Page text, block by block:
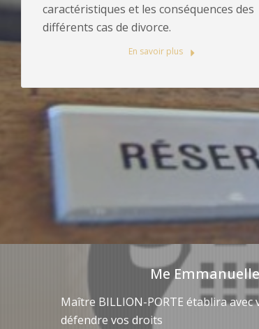
caractéristiques et les conséquences des
différents cas de divorce.
En savoir plus
Me
Maître BILLION-PORTE établira
défendre vos droits